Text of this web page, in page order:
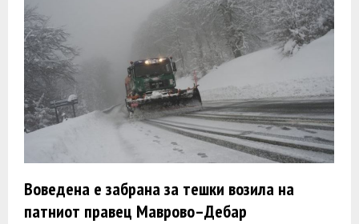
Воведена e забрана за тешки возила на
патниот правец Маврово–Дебар